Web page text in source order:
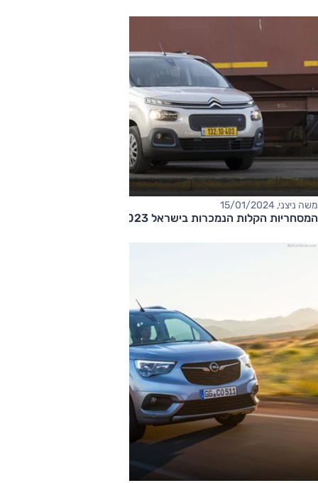
משה ניצני, 15/01/2024
המסחריות הקלות הנמכרות בישראל 2023